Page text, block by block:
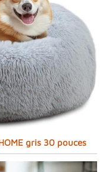
gris 30 pouces